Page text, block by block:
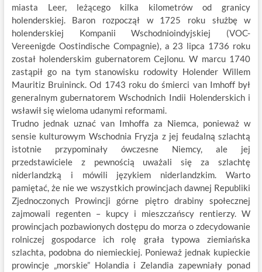
miasta Leer, leżącego kilka kilometrów od granicy
holenderskiej. Baron rozpoczął w 1725 roku służbę w
holenderskiej Kompanii Wschodnioindyjskiej (VOC-
Vereenigde Oostindische Compagnie), a 23 lipca 1736 roku
został holenderskim gubernatorem Cejlonu. W marcu 1740
zastąpił go na tym stanowisku rodowity Holender Willem
Mauritiz Bruininck. Od 1743 roku do śmierci van Imhoff był
generalnym gubernatorem Wschodnich Indii Holenderskich i
wsławił się wieloma udanymi reformami.
Trudno jednak uznać van Imhoffa za Niemca, ponieważ w
sensie kulturowym Wschodnia Fryzja z jej feudalną szlachtą
istotnie przypominały ówczesne Niemcy, ale jej
przedstawiciele z pewnością uważali się za szlachtę
niderlandzką i mówili językiem niderlandzkim. Warto
pamiętać, że nie we wszystkich prowincjach dawnej Republiki
Zjednoczonych Prowincji górne piętro drabiny społecznej
zajmowali regenten – kupcy i mieszczańscy rentierzy. W
prowincjach pozbawionych dostępu do morza o zdecydowanie
rolniczej gospodarce ich rolę grała typowa ziemiańska
szlachta, podobna do niemieckiej. Ponieważ jednak kupieckie
prowincje „morskie” Holandia i Zelandia zapewniały ponad